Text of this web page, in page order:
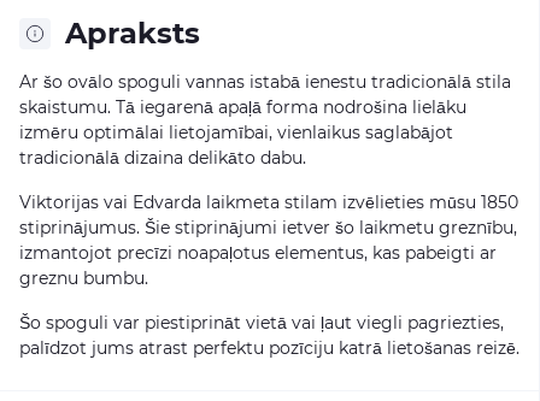
Apraksts
Ar šo ovālo spoguli vannas istabā ienestu tradicionālā stila
skaistumu. Tā iegarenā apaļā forma nodrošina lielāku
izmēru optimālai lietojamībai, vienlaikus saglabājot
tradicionālā dizaina delikāto dabu.
Viktorijas vai Edvarda laikmeta stilam izvēlieties mūsu 1850
stiprinājumus. Šie stiprinājumi ietver šo laikmetu greznību,
izmantojot precīzi noapaļotus elementus, kas pabeigti ar
greznu bumbu.
Šo spoguli var piestiprināt vietā vai ļaut viegli pagriezties,
palīdzot jums atrast perfektu pozīciju katrā lietošanas reizē.